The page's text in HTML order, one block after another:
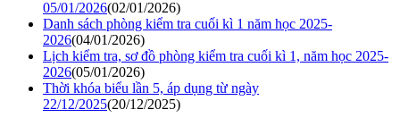
05/01/2026(02/01/2026)
Danh sách phòng kiểm tra cuối kì 1 năm học 2025-
2026(04/01/2026)
Lịch kiểm tra, sơ đồ phòng kiểm tra cuối kì 1, năm học 2025-
2026(05/01/2026)
Thời khóa biểu lần 5, áp dụng từ ngày
22/12/2025(20/12/2025)